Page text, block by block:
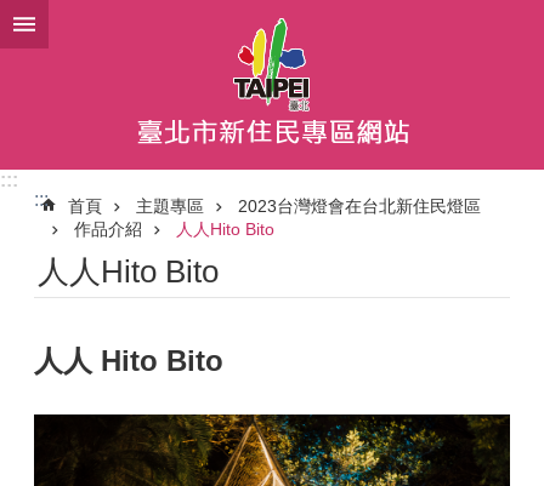
跳到主要內容區塊
:::
:::
首頁 主題專區
2023台灣燈會在台北新住民燈區
作品介紹
人人Hito Bito
人人Hito Bito
人人 Hito Bito